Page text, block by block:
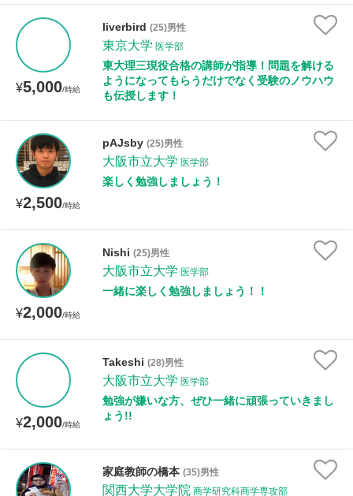
¥5,000/時給
liverbird (25)男性
東京大学 医学部
東大理三現役合格の講師が指導！問題を解ける
ようになってもらうだけでなく受験のノウハウ
も伝授します！
¥2,500/時給
pAJsby (25)男性
大阪市立大学 医学部
楽しく勉強しましょう！
¥2,000/時給
Nishi (25)男性
大阪市立大学 医学部
一緒に楽しく勉強しましょう！！
¥2,000/時給
Takeshi (28)男性
大阪市立大学 医学部
勉強が嫌いな方、ぜひ一緒に頑張っていきまし
ょう!!
家庭教師の橋本 (35)男性
関西大学大学院 商学研究科商学専攻部
距離：15km以内
性別